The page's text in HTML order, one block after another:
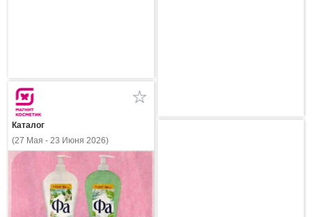
Каталог
(27 Мая - 23 Июня 2026)